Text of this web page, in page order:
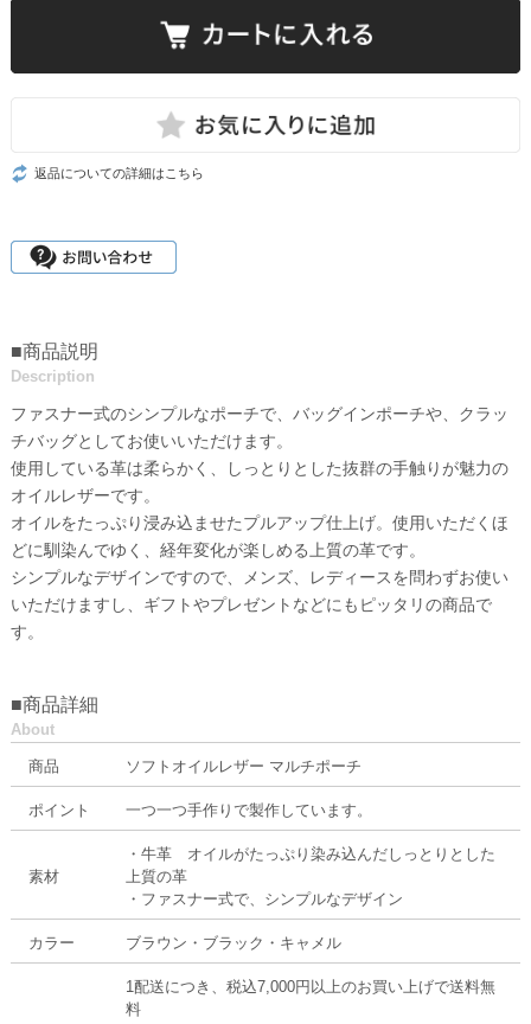
返品についての詳細はこちら
■商品説明
Description
ファスナー式のシンプルなポーチで、バッグインポーチや、クラッ
チバッグとしてお使いいただけます。
使用している革は柔らかく、しっとりとした抜群の手触りが魅力の
オイルレザーです。
オイルをたっぷり浸み込ませたプルアップ仕上げ。使用いただくほ
どに馴染んでゆく、経年変化が楽しめる上質の革です。
シンプルなデザインですので、メンズ、レディースを問わずお使い
いただけますし、ギフトやプレゼントなどにもピッタリの商品で
す。
■商品詳細
About
商品 ソフトオイルレザー マルチポーチ
ポイント 一つ一つ手作りで製作しています。
素材
・牛革 オイルがたっぷり染み込んだしっとりとした
上質の革
・ファスナー式で、シンプルなデザイン
カラー ブラウン・ブラック・キャメル
1配送につき、税込7,000円以上のお買い上げで送料無
料